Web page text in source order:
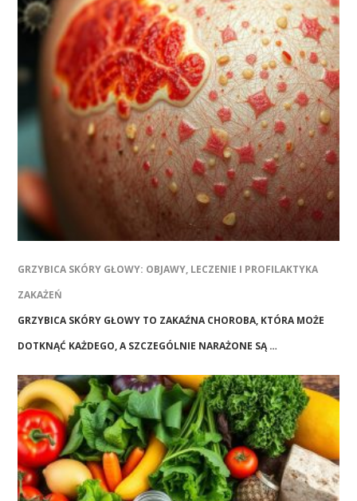
GRZYBICA SKÓRY GŁOWY: OBJAWY, LECZENIE I PROFILAKTYKA
ZAKAŻEŃ
GRZYBICA SKÓRY GŁOWY TO ZAKAŹNA CHOROBA, KTÓRA MOŻE
DOTKNĄĆ KAŻDEGO, A SZCZEGÓLNIE NARAŻONE SĄ …